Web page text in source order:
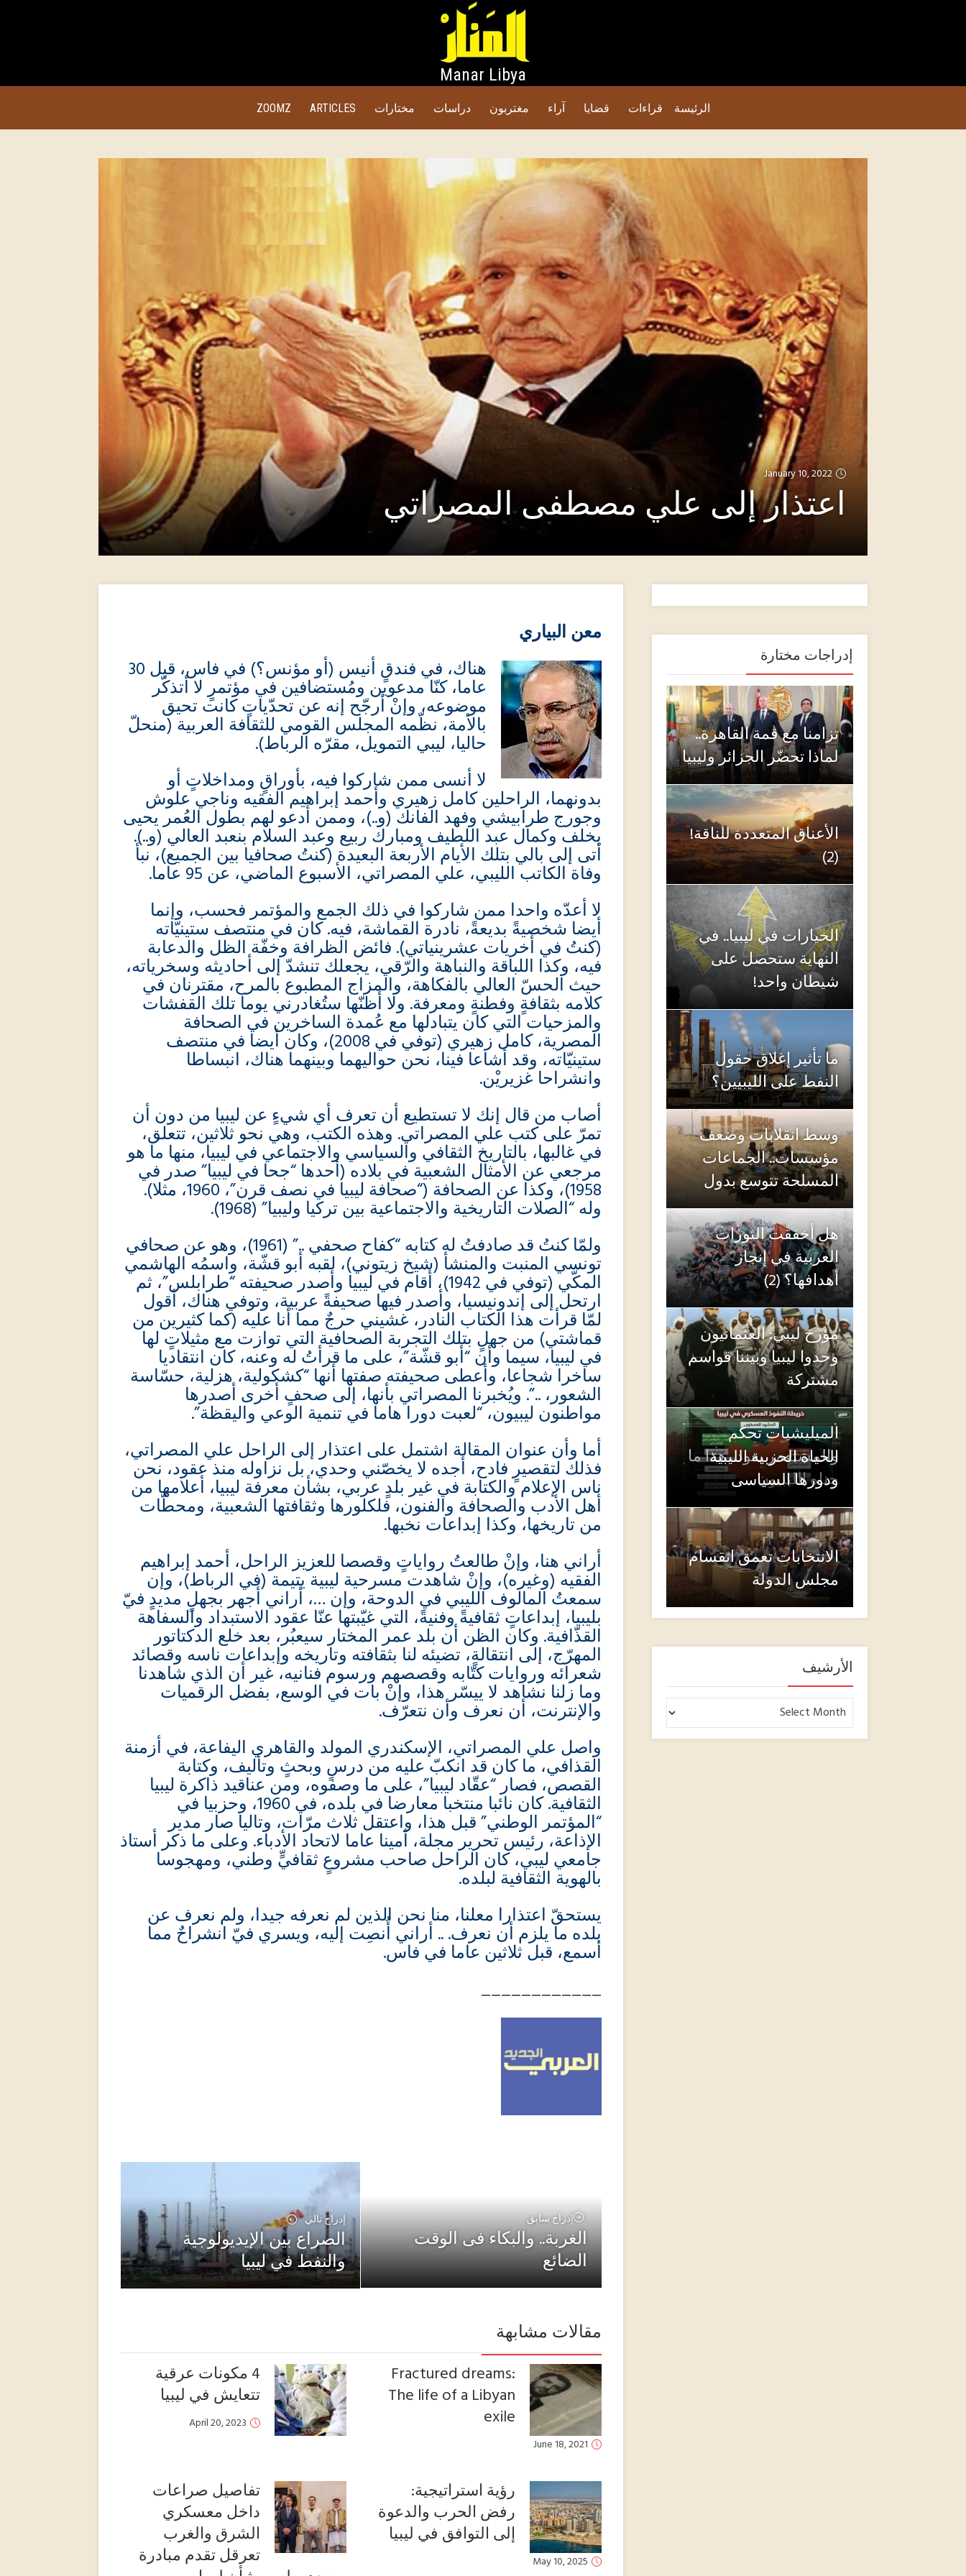
Manar Libya
الرئيسة قراءات قضايا آراء مغتربون دراسات مختارات ARTICLES
ZOOMZ
January 10, 2022
اعتذار إلى علي مصطفى المصراتي
معن البياري
هناك، في فندقٍ أنيس (أو مؤنس؟) في فاس، قبل 30
عاما، كنّا مدعوين ومُستضافين في مؤتمرٍ لا أتذكّر
موضوعه، وإنْ أرجّح إنه عن تحدّياتٍ كانت تحيق
بالأمة، نظّمه المجلس القومي للثقافة العربية (منحلّ
حاليا، ليبي التمويل، مقرّه الرباط).
لا أنسى ممن شاركوا فيه، بأوراقٍ ومداخلاتٍ أو
بدونهما، الراحلين كامل زهيري وأحمد إبراهيم الفقيه وناجي علوش
وجورج طرابيشي وفهد الفانك (و..)، وممن أدعو لهم بطول العُمر يحيى
يخلف وكمال عبد اللطيف ومبارك ربيع وعبد السلام بنعبد العالي (و..).
أتى إلى بالي بتلك الأيام الأربعة البعيدة (كنتُ صحافيا بين الجميع)، نبأ
وفاة الكاتب الليبي، علي المصراتي، الأسبوع الماضي، عن 95 عاما.
لا أعدّه واحدا ممن شاركوا في ذلك الجمع والمؤتمر فحسب، وإنما
أيضا شخصيةً بديعةً، نادرة القماشة، فيه. كان في منتصف ستينيّاته
(كنتُ في أخريات عشرينياتي). فائض الظرافة وخفّة الظل والدعابة
فيه، وكذا اللباقة والنباهة والرّقي، يجعلك تنشدّ إلى أحاديثه وسخرياته،
حيث الحسّ العالي بالفكاهة، والمزاج المطبوع بالمرح، مقترنان في
كلامه بثقافةٍ وفطنةٍ ومعرفة. ولا أظنّها ستُغادرني يوما تلك القفشات
والمزحيات التي كان يتبادلها مع عُمدة الساخرين في الصحافة
المصرية، كامل زهيري (توفي في 2008)، وكان أيضا في منتصف
ستينيّاته، وقد أشاعا فينا، نحن حواليهما وبينهما هناك، انبساطا
وانشراحا غزيريْن.
أصاب من قال إنك لا تستطيع أن تعرف أي شيءٍ عن ليبيا من دون أن
تمرّ على كتب علي المصراتي. وهذه الكتب، وهي نحو ثلاثين، تتعلق،
في غالبها، بالتاريخ الثقافي والسياسي والاجتماعي في ليبيا، منها ما هو
مرجعي عن الأمثال الشعبية في بلاده (أحدها “جحا في ليبيا” صدر في
1958)، وكذا عن الصحافة (“صحافة ليبيا في نصف قرن”، 1960، مثلا).
وله “الصلات التاريخية والاجتماعية بين تركيا وليبيا” (1968).
ولمّا كنتُ قد صادفتُ له كتابه “كفاح صحفي ..” (1961)، وهو عن صحافي
تونسي المنبت والمنشأ (شيخ زيتوني)، لقبه أبو قشّة، واسمُه الهاشمي
المكّي (توفي في 1942)، أقام في ليبيا وأصدر صحيفته “طرابلس”، ثم
ارتحل إلى إندونيسيا، وأصدر فيها صحيفةً عربية، وتوفي هناك، أقول
لمّا قرأت هذا الكتاب النادر، غشيني حرجٌ مما أنا عليه (كما كثيرين من
قماشتي) من جهلٍ بتلك التجربة الصحافية التي توازت مع مثيلاتٍ لها
في ليبيا، سيما وأن “أبو قشّة”، على ما قرأتُ له وعنه، كان انتقاديا
ساخرا شجاعا، وأعطى صحيفته صفتها أنها “كشكولية، هزلية، حسّاسة
الشعور، ..”. ويُخبرنا المصراتي بأنها، إلى صحفٍ أخرى أصدرها
مواطنون ليبيون، “لعبت دورا هاما في تنمية الوعي واليقظة”.
أما وأن عنوان المقالة اشتمل على اعتذار إلى الراحل علي المصراتي،
فذلك لتقصيرٍ فادح، أجده لا يخصّني وحدي، بل نزاوله منذ عقود، نحن
ناس الإعلام والكتابة في غير بلدٍ عربي، بشأن معرفة ليبيا، أعلامها من
أهل الأدب والصحافة والفنون، فلكلورها وثقافتها الشعبية، ومحطّات
من تاريخها، وكذا إبداعات نخبها.
أراني هنا، وإنْ طالعتُ رواياتٍ وقصصا للعزيز الراحل، أحمد إبراهيم
الفقيه (وغيره)، وإنْ شاهدت مسرحية ليبية يتيمة (في الرباط)، وإن
سمعتُ المالوف الليبي في الدوحة، وإن …، أراني أجهر بجهلٍ مديدٍ فيّ
بليبيا، إبداعاتٍ ثقافيةً وفنيةً، التي غيّبتها عنّا عقود الاستبداد والسفاهة
القذّافية. وكان الظن أن بلد عمر المختار سيعبُر، بعد خلع الدكتاتور
المهرّج، إلى انتقالةٍ، تضيئه لنا بثقافته وتاريخه وإبداعات ناسه وقصائد
شعرائه وروايات كتّابه وقصصهم ورسوم فنانيه، غير أن الذي شاهدنا
وما زلنا نشاهد لا ييسّر هذا، وإنْ بات في الوسع، بفضل الرقميات
والإنترنت، أن نعرف وأن نتعرّف.
واصل علي المصراتي، الإسكندري المولد والقاهري اليفاعة، في أزمنة
القذافي، ما كان قد انكبّ عليه من درسٍ وبحثٍ وتأليف، وكتابة
القصص، فصار “عقّاد ليبيا”، على ما وصفوه، ومن عناقيد ذاكرة ليبيا
الثقافية. كان نائبا منتخبا معارضا في بلده، في 1960، وحزبيا في
“المؤتمر الوطني” قبل هذا، واعتقل ثلاث مرّات، وتاليا صار مدير
الإذاعة، رئيس تحرير مجلة، أمينا عاما لاتحاد الأدباء. وعلى ما ذكر أستاذ
جامعي ليبي، كان الراحل صاحب مشروعٍ ثقافيٍّ وطني، ومهجوسا
بالهوية الثقافية لبلده.
يستحقّ اعتذارا معلنا، منا نحن الذين لم نعرفه جيدا، ولم نعرف عن
بلده ما يلزم أن نعرف. .. أراني أُنصِت إليه، ويسري فيّ انشراحٌ مما
أسمع، قبل ثلاثين عاما في فاس.
____________
إدراج سابق
الغربة.. والبكاء فى الوقت
الضائع
إدراج تالي
الصراع بين الإيديولوجية
والنفط في ليبيا
مقالات مشابهة
4 مكونات عرقية
تتعايش في ليبيا
April 20, 2023
Fractured dreams:
The life of a Libyan
exile
June 18, 2021
تفاصيل صراعات
داخل معسكري
الشرق والغرب
تعرقل تقدم مبادرة
رؤية استراتيجية:
رفض الحرب والدعوة
إلى التوافق في ليبيا
May 10, 2025
إدراجات مختارة
تزامنا مع قمة القاهرة..
لماذا تحضّر الجزائر وليبيا
الأعناق المتعددة للناقة!
(2)
الخيارات في ليبيا.. في
النهاية ستحصل على
شيطان واحد!
ما تأثير إغلاق حقول
النفط على الليبيين؟
وسط انقلابات وضعف
مؤسسات.. الجماعات
المسلحة تتوسع بدول
هل أخفقت الثورات
العربية في إنجاز
أهدافها؟ (2)
مؤرخ ليبي: العثمانيون
وحدوا ليبيا وبيننا قواسم
مشتركة
الميليشيات تحكم
والمستعمر يعود.. هذا ما
جناه الليبيون
الحياة الحزبية الليبية
ودورها السياسى
الانتخابات تعمق انقسام
مجلس الدولة
الأرشيف
الأرشيف